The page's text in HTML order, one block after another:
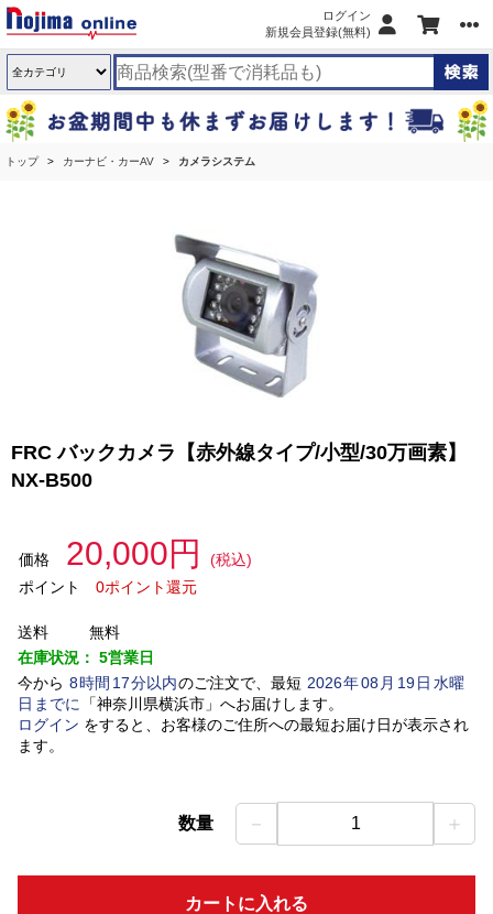
ログイン
新規会員登録(無料)
トップ カーナビ・カーAV カメラシステム
FRC バックカメラ【赤外線タイプ/小型/30万画素】
NX-B500
価格 20,000円
(税込)
ポイント
0ポイント還元
送料
無料
在庫状況： 5営業日
今から 8時間 17分以内のご注文で、最短 2026年08 月 19日水曜
日 までに 「神奈川県横浜市」 へお届けします。
ログイン をすると、お客様のご住所への最短お届け日が表示され
ます。
数量 － 1 ＋
カートに入れる